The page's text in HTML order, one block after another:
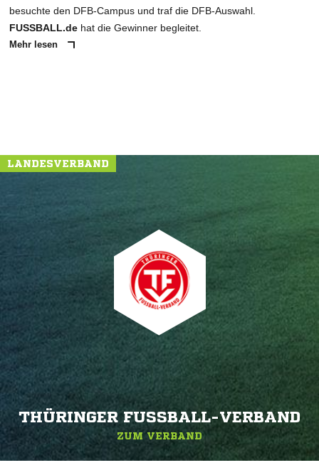
besuchte den DFB-Campus und traf die DFB-Auswahl.
FUSSBALL.de hat die Gewinner begleitet.
Mehr lesen
LANDESVERBAND
THÜRINGER FUSSBALL-VERBAND
ZUM VERBAND